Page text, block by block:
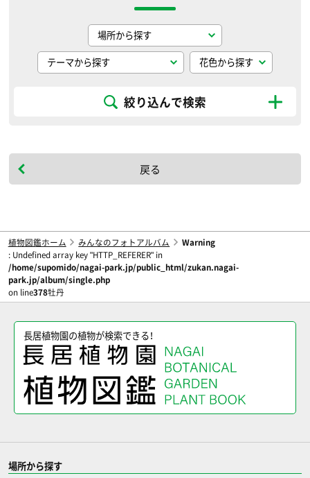
絞り込んで検索
戻る
植物図鑑ホーム みんなのフォトアルバム
Warning
: Undefined array key "HTTP_REFERER" in
/home/supomido/nagai-park.jp/public_html/zukan.nagai-
park.jp/album/single.php
on line378牡丹
長居植物園の植物が検索できる！
場所から探す